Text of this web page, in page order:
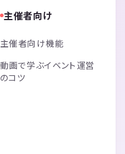
主催者向け
主催者向け機能
動画で学ぶイベント運営
のコツ